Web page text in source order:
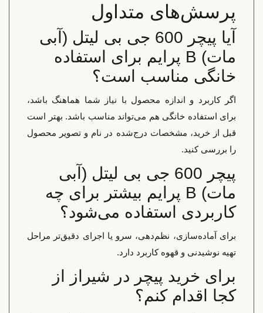
پرسش‌های متداول
آیا پیچر 600 جی بی لیتل (آبی
مات) B پرایم برای استفاده
خانگی مناسب است؟
اگر کاربرد و اندازه محصول با نیاز شما هماهنگ باشد،
برای استفاده خانگی هم می‌تواند مناسب باشد. بهتر است
قبل از خرید، مشخصات درج‌شده در نام و تصویر محصول
را بررسی کنید.
پیچر 600 جی بی لیتل (آبی
مات) B پرایم بیشتر برای چه
کاربردی استفاده می‌شود؟
برای آماده‌سازی، نظم‌دهی، سرو یا اجرای دقیق‌تر مراحل
تهیه نوشیدنی و قهوه کاربرد دارد.
برای خرید پیچر در شیراز از
کجا اقدام کنم؟